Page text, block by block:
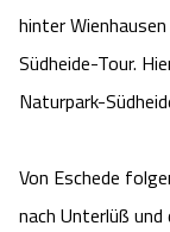
hinter
Südheide-Tour.
Naturpark-
Von Eschede
nach Unterlüß